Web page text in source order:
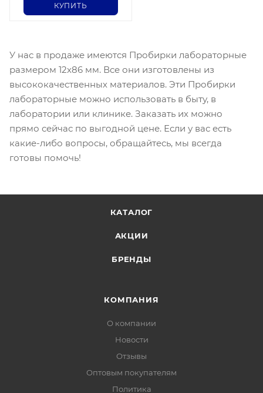
КУПИТЬ
У нас в продаже имеются Пробирки лабораторные
размером 12х86 мм. Все они изготовлены из
высококачественных материалов. Эти Пробирки
лабораторные можно использовать в быту, в
лаборатории или клинике. Заказать их можно
прямо сейчас по выгодной цене. Если у вас есть
какие-либо вопросы, обращайтесь, мы всегда
готовы помочь!
КАТАЛОГ
АКЦИИ
БРЕНДЫ
КОМПАНИЯ
О компании
Новости
Отзывы
Оптовым покупателям
Политика